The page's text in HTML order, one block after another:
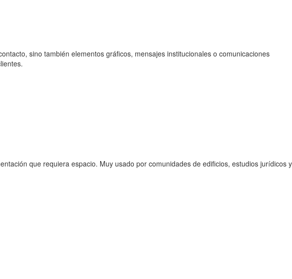
sino también elementos gráficos, mensajes institucionales o comunicaciones
que requiera espacio. Muy usado por comunidades de edificios, estudios jurídicos y